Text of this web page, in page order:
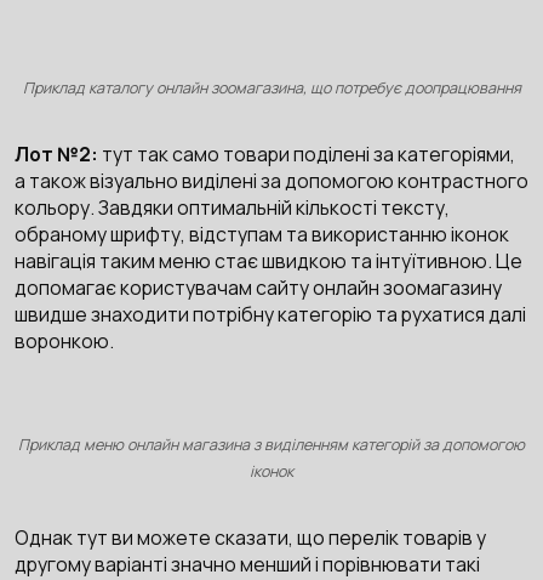
Приклад каталогу онлайн зоомагазина, що потребує доопрацювання
Лот №2: тут так само товари поділені за категоріями,
а також візуально виділені за допомогою контрастного
кольору. Завдяки оптимальній кількості тексту,
обраному шрифту, відступам та використанню іконок
навігація таким меню стає швидкою та інтуїтивною. Це
допомагає користувачам сайту онлайн зоомагазину
швидше знаходити потрібну категорію та рухатися далі
воронкою.
Приклад меню онлайн магазина з виділенням категорій за допомогою
іконок
Однак тут ви можете сказати, що перелік товарів у
другому варіанті значно менший і порівнювати такі